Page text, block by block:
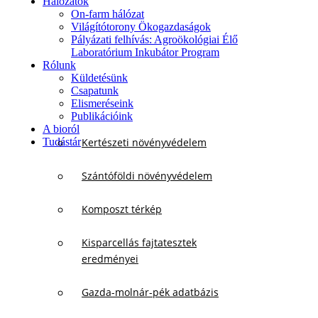
On-farm hálózat
Világítótorony Ökogazdaságok
Pályázati felhívás: Agroökológiai Élő
Laboratórium Inkubátor Program
Rólunk
Küldetésünk
Csapatunk
Elismeréseink
Publikációink
A bioról
TudástárKertészeti növényvédelem
Szántóföldi növényvédelem
Komposzt térkép
Kisparcellás fajtatesztek
eredményei
Gazda-molnár-pék adatbázis